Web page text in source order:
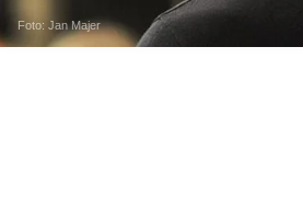
Foto: Jan Majer